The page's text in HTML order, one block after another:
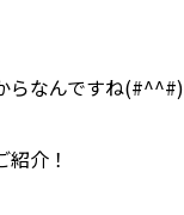
らなんですね(#^^#)
介！